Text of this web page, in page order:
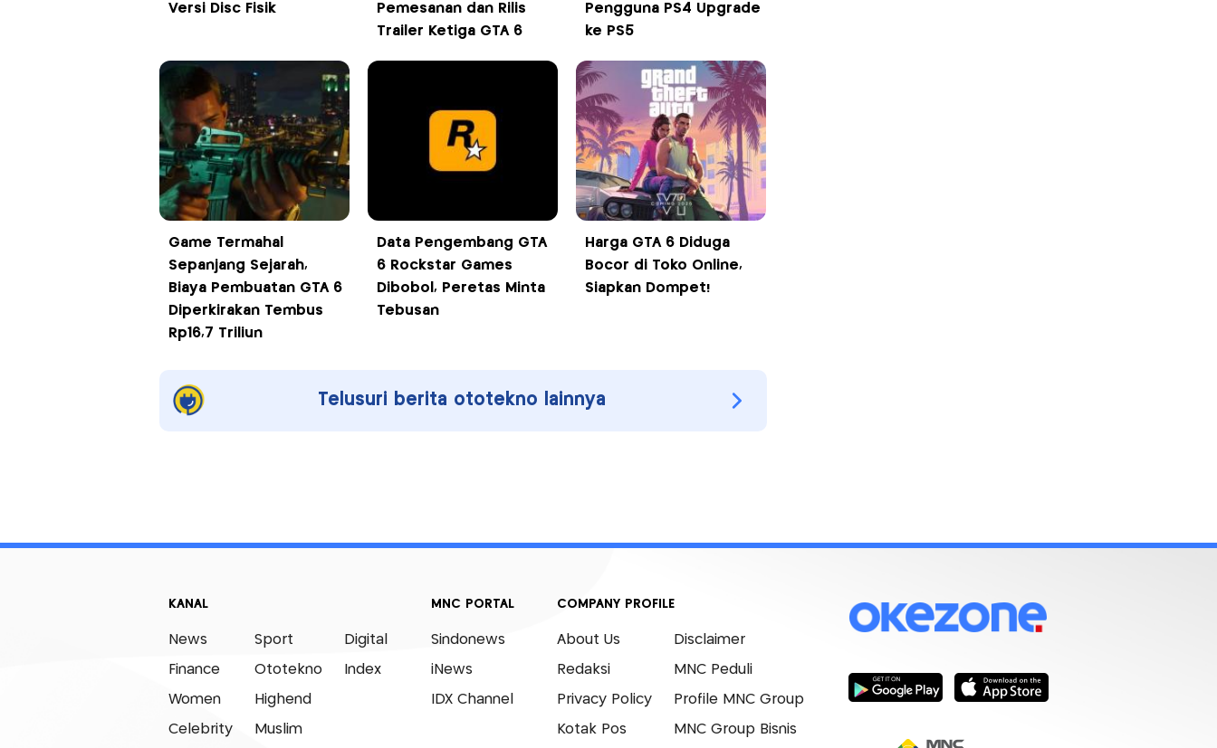
Versi Disc Fisik
Pemesanan dan Rilis
Trailer Ketiga GTA 6
Pengguna PS4 Upgrade
ke PS5
Game Termahal
Sepanjang Sejarah,
Biaya Pembuatan GTA 6
Diperkirakan Tembus
Rp16,7 Triliun
Data Pengembang GTA
6 Rockstar Games
Dibobol, Peretas Minta
Tebusan
Harga GTA 6 Diduga
Bocor di Toko Online,
Siapkan Dompet!
Telusuri berita ototekno lainnya
KANAL
News
Finance
Women
Celebrity
Sport
Ototekno
Highend
Muslim
Digital
Index
MNC PORTAL
Sindonews
iNews
IDX Channel
COMPANY PROFILE
About Us
Redaksi
Privacy Policy
Kotak Pos
Disclaimer
MNC Peduli
Profile MNC Group
MNC Group Bisnis